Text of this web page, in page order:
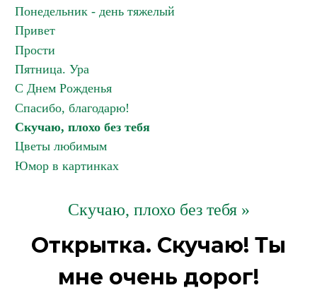
Понедельник - день тяжелый
Привет
Прости
Пятница. Ура
С Днем Рожденья
Спасибо, благодарю!
Скучаю, плохо без тебя
Цветы любимым
Юмор в картинках
Скучаю, плохо без тебя »
Открытка. Скучаю! Ты
мне очень дорог!